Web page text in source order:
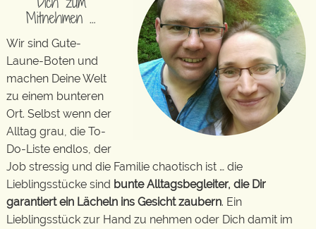
Mitnehmen …
Wir sind Gute-
Laune-Boten und
machen Deine Welt
zu einem bunteren
Ort. Selbst wenn der
Alltag grau, die To-
Do-Liste endlos, der
Job stressig und die Familie chaotisch ist … die
Lieblingsstücke sind bunte Alltagsbegleiter, die Dir
garantiert ein Lächeln ins Gesicht zaubern. Ein
Lieblingsstück zur Hand zu nehmen oder Dich damit im